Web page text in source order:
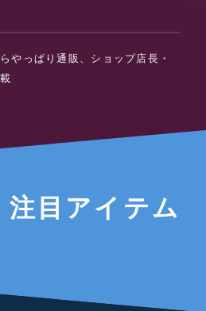
やっぱり通販、ショップ店長・
注目アイテム